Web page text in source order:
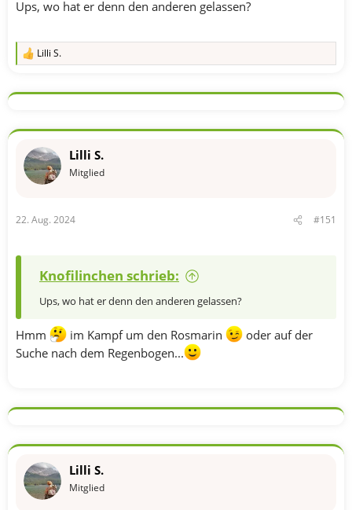
Ups, wo hat er denn den anderen gelassen?
R
k
o
e
n
Lilli S.
Lilli S.
Mitglied
22. Aug. 2024 #151
Knofilinchen schrieb:
Ups, wo hat er denn den anderen gelassen?
Hmm im Kampf um den Rosmarin
oder auf der
Suche nach dem Regenbogen...
Lilli S.
Mitglied